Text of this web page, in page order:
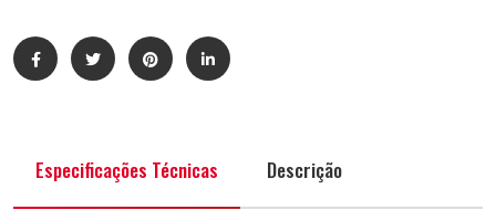
Especificações Técnicas Descrição